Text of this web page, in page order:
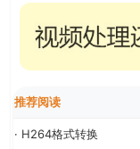
推荐阅读
· H264格式转换